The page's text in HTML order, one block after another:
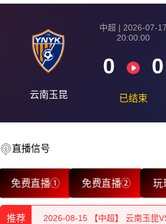
云南玉昆
中超 | 2026-07-17
20:00:00
0 0
已结束
直播信号
免费直播① 免费直播② 玩
推荐
2026-08-15 【中超】 云南玉昆
2026-08-15 【中超】 云南玉昆
2026-08-15 【中超】 云南玉昆